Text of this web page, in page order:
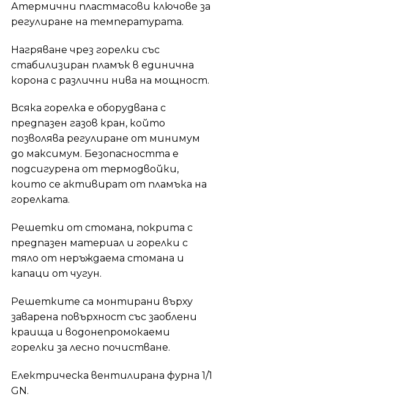
Атермични пластмасови ключове за
регулиране на температурата.
Нагряване чрез горелки със
стабилизиран пламък в единична
корона с различни нива на мощност.
Всяка горелка е оборудвана с
предпазен газов кран, който
позволява регулиране от минимум
до максимум. Безопасността е
подсигурена от термодвойки,
които се активират от пламъка на
горелката.
Решетки от стомана, покрита с
предпазен материал и горелки с
тяло от неръждаема стомана и
капаци от чугун.
Решетките са монтирани върху
заварена повърхност със заоблени
краища и водонепромокаеми
горелки за лесно почистване.
Електрическа вентилирана фурна 1/1
GN.